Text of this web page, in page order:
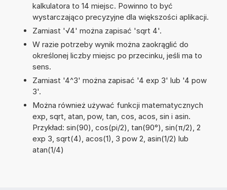
kalkulatora to 14 miejsc. Powinno to być
wystarczająco precyzyjne dla większości aplikacji.
Zamiast '√4' można zapisać 'sqrt 4'.
W razie potrzeby wynik można zaokrąglić do
określonej liczby miejsc po przecinku, jeśli ma to
sens.
Zamiast '4^3' można zapisać '4 exp 3' lub '4 pow
3'.
Można również używać funkcji matematycznych
exp, sqrt, atan, pow, tan, cos, acos, sin i asin.
Przykład: sin(90), cos(pi/2), tan(90°), sin(π/2), 2
exp 3, sqrt(4), acos(1), 3 pow 2, asin(1/2) lub
atan(1/4)